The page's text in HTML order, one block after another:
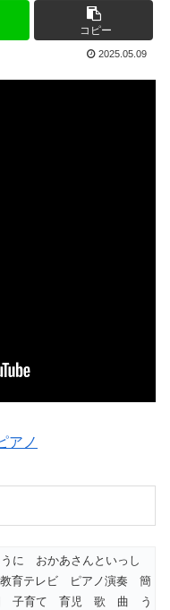
コピー
2025.05.09
アノ
に おかあさんといっし
育テレビ ピアノ演奏 簡
子育て 育児 歌 曲 う